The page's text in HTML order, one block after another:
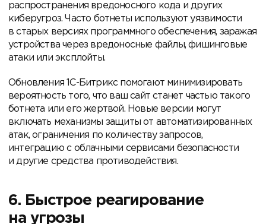
распространения вредоносного кода и других
киберугроз. Часто ботнеты используют уязвимости
в старых версиях программного обеспечения, заражая
устройства через вредоносные файлы, фишинговые
атаки или эксплойты.
Обновления 1С-Битрикс помогают минимизировать
вероятность того, что ваш сайт станет частью такого
ботнета или его жертвой. Новые версии могут
включать механизмы защиты от автоматизированных
атак, ограничения по количеству запросов,
интеграцию с облачными сервисами безопасности
и другие средства противодействия.
6. Быстрое реагирование
на угрозы